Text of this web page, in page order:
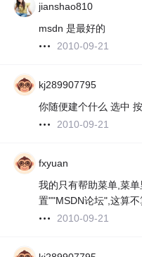
jianshao810
msdn 是最好的
2010-09-21
kj289907795
你随便建个什么 选中
2010-09-21
fxyuan
我的只有帮助菜单,菜
置""MSDN论坛",这算
2010-09-21